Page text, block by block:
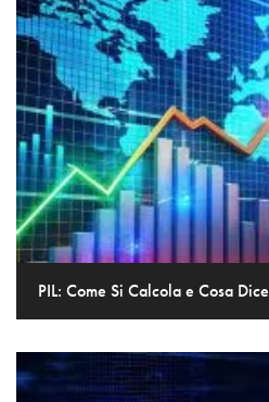
PIL: Come Si Calcola e Cosa